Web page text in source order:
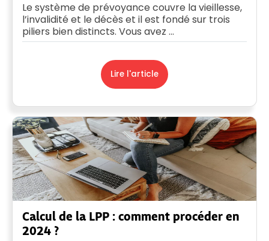
Le système de prévoyance couvre la vieillesse,
l’invalidité et le décès et il est fondé sur trois
piliers bien distincts. Vous avez ...
Lire l'article
Calcul de la LPP : comment procéder en
2024 ?